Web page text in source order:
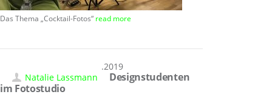
Das Thema „Cocktail-Fotos“ read more
31.01.2019
Natalie Lassmann
Designstudenten
im Fotostudio